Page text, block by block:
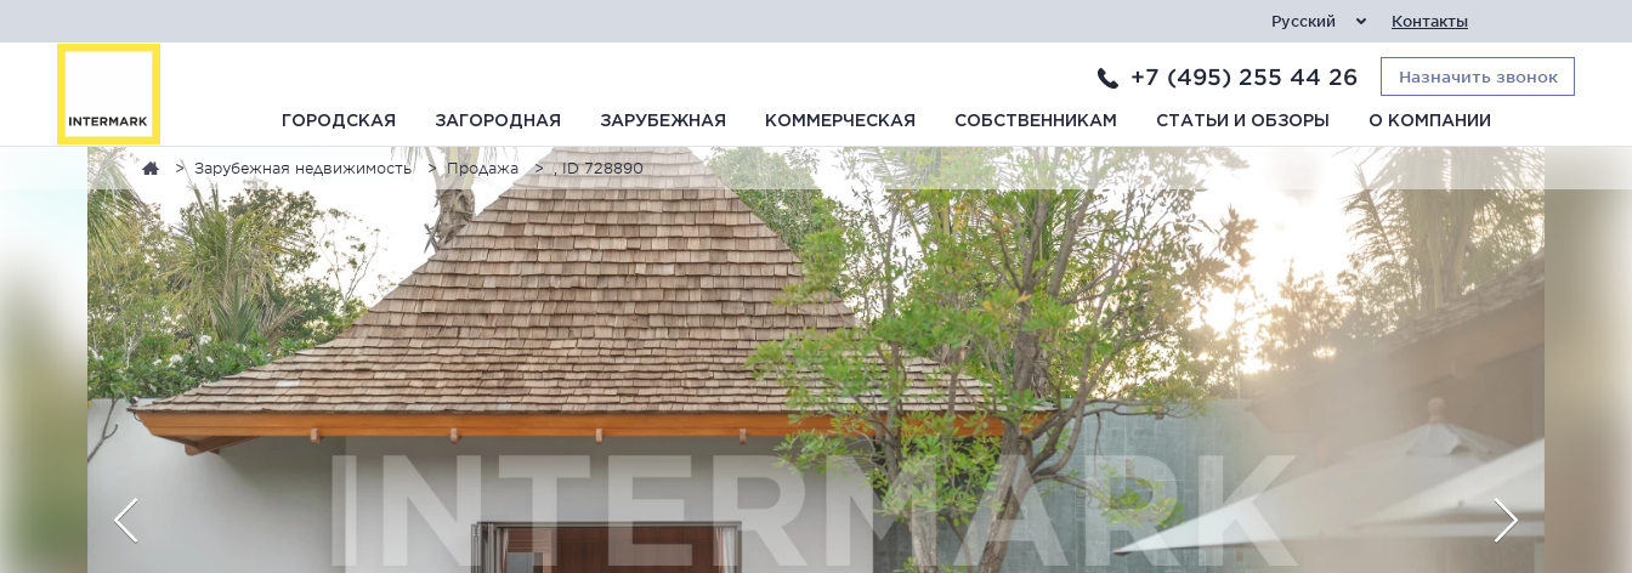
Русский Контакты
+7 (495) 255 44 26 Назначить звонок
ГОРОДСКАЯ ЗАГОРОДНАЯ ЗАРУБЕЖНАЯ КОММЕРЧЕСКАЯ СОБСТВЕННИКАМ СТАТЬИ И ОБЗОРЫ О КОМПАНИИ
Зарубежная недвижимость Продажа , ID 728890